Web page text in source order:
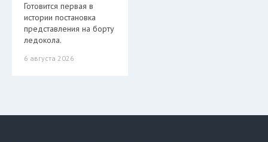
Готовится первая в
истории постановка
представления на борту
ледокола.
6 августа 2026